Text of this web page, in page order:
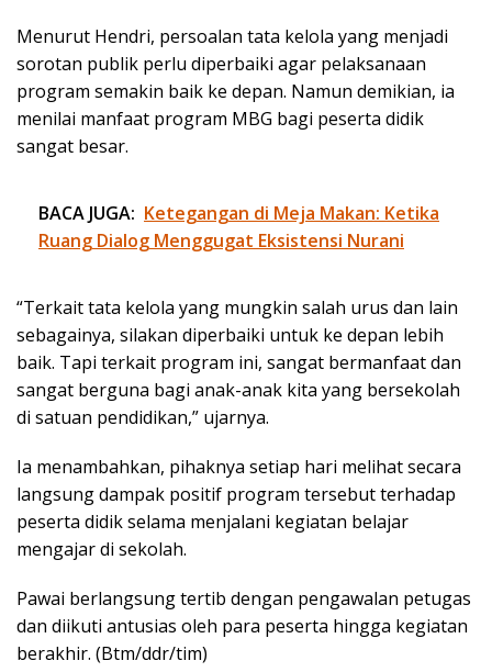
Menurut Hendri, persoalan tata kelola yang menjadi
sorotan publik perlu diperbaiki agar pelaksanaan
program semakin baik ke depan. Namun demikian, ia
menilai manfaat program MBG bagi peserta didik
sangat besar.
BACA JUGA: Ketegangan di Meja Makan: Ketika
Ruang Dialog Menggugat Eksistensi Nurani
“Terkait tata kelola yang mungkin salah urus dan lain
sebagainya, silakan diperbaiki untuk ke depan lebih
baik. Tapi terkait program ini, sangat bermanfaat dan
sangat berguna bagi anak-anak kita yang bersekolah
di satuan pendidikan,” ujarnya.
Ia menambahkan, pihaknya setiap hari melihat secara
langsung dampak positif program tersebut terhadap
peserta didik selama menjalani kegiatan belajar
mengajar di sekolah.
Pawai berlangsung tertib dengan pengawalan petugas
dan diikuti antusias oleh para peserta hingga kegiatan
berakhir. (Btm/ddr/tim)